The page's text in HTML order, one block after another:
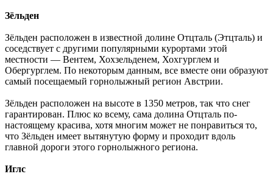
Зёльден
Зёльден расположен в известной долине Отцталь (Этцталь) и
соседствует с другими популярными курортами этой
местности — Вентем, Хохзельденем, Хохгурглем и
Обергурглем. По некоторым данным, все вместе они образуют
самый посещаемый горнолыжный регион Австрии.
Зёльден расположен на высоте в 1350 метров, так что снег
гарантирован. Плюс ко всему, сама долина Отцталь по-
настоящему красива, хотя многим может не понравиться то,
что Зёльден имеет вытянутую форму и проходит вдоль
главной дороги этого горнолыжного региона.
Иглс